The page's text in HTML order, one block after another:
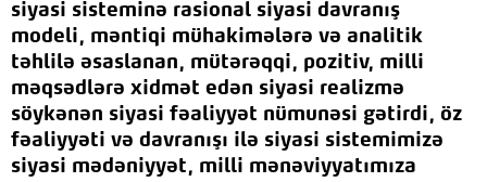
siyasi sisteminə rasional siyasi davranış
modeli, məntiqi mühakimələrə və analitik
təhlilə əsaslanan, mütərəqqi, pozitiv, milli
məqsədlərə xidmət edən siyasi realizmə
söykənən siyasi fəaliyyət nümunəsi gətirdi, öz
fəaliyyəti və davranışı ilə siyasi sistemimizə
siyasi mədəniyyət, milli mənəviyyatımıza